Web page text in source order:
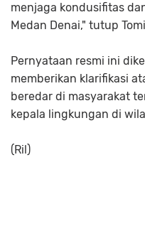
menjaga kondusifitas
Medan Denai," tutup
Pernyataan resmi ini
memberikan klarifikasi
beredar di masyarakat
kepala lingkungan di
(Ril)